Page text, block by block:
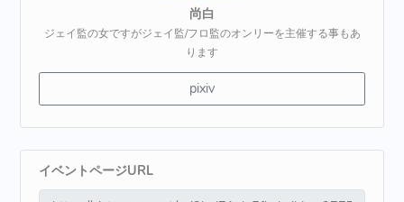
尚白
ジェイ監の女ですがジェイ監/フロ監のオンリーを主催する事もあ
ります
pixiv
イベントページURL